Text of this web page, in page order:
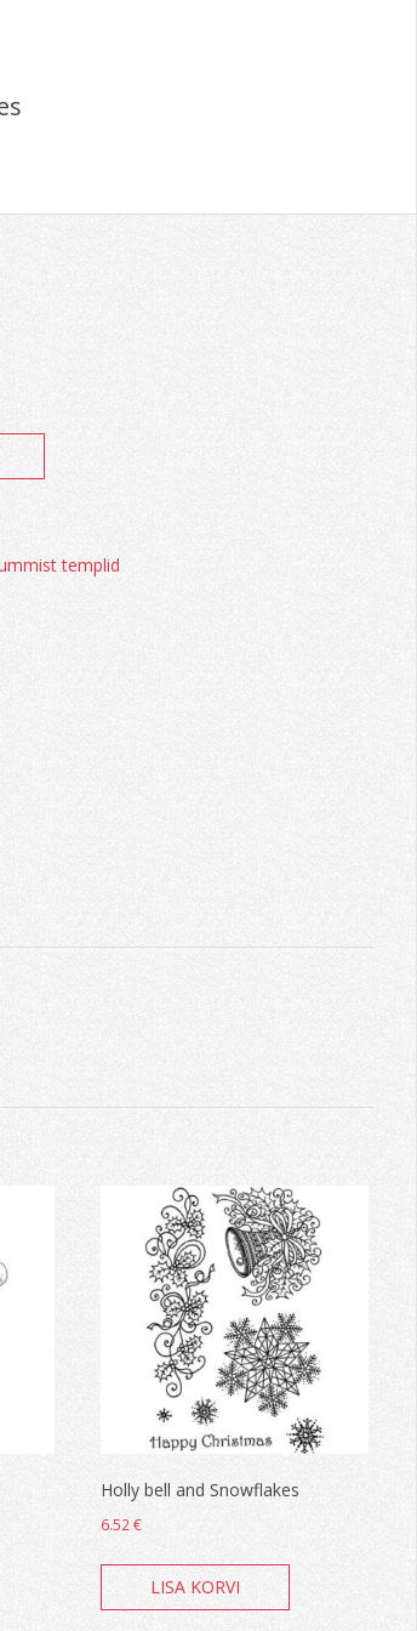
templid
Holly bell and Snowflakes
6.52€
LISA KORVI